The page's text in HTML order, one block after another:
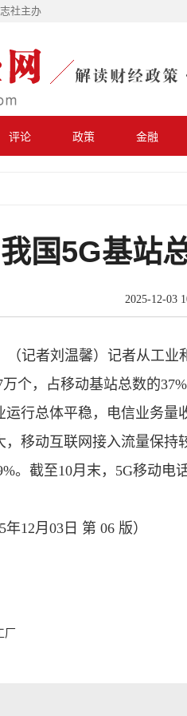
社主办
评论 政策 金融
我国5G基站
2025-12-03
记者刘温馨）记者从工业
个，占移动基站总数的37%
运行总体平稳，电信业务
移动互联网接入流量保
。截至10月末，5G移动
年12月03日 第 06 版）